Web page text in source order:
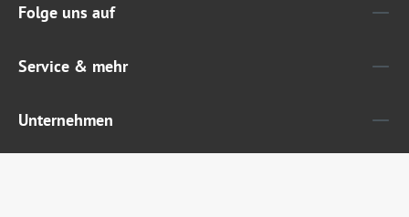
Folge uns auf
Service & mehr
Unternehmen